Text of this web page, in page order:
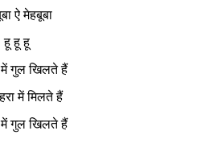
ऐ मेहबूबा
हू हू हू
गुल खिलते हैं
में मिलते हैं
गुल खिलते हैं